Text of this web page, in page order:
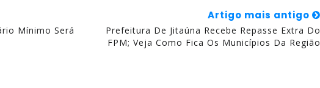
Mínimo Será
Artigo mais antigo
Prefeitura De Jitaúna Recebe Repasse Extra Do
FPM; Veja Como Fica Os Municípios Da Região